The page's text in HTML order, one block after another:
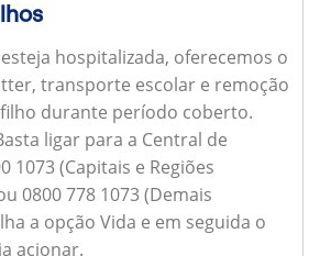
hospitalizada, oferecemos o
transporte escolar e remoção
durante período coberto.
ligar para a Central de
1073 (Capitais e Regiões
0800 778 1073 (Demais
a opção Vida e em seguida o
acionar.